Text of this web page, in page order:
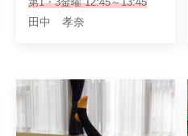
田中 孝奈